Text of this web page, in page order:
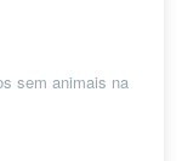
sem animais na